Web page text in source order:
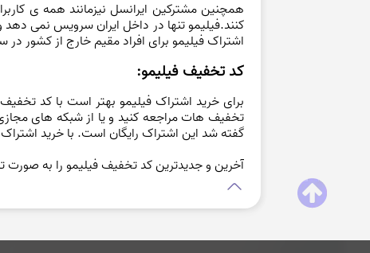
همچنین مشترکین ایرانسل نیزمانند همه ی
کنند.فیلیمو تنها در داخل ایران سرویس نمی دهد
اشتراک فیلیمو برای افراد مقیم خارج از کشور
کد تخفیف فیلیمو:
برای خرید اشتراک فیلیمو بهتر است با کد
تخفیف هات مراجعه کنید و یا از شبکه های مجازی
گفته شد این اشتراک رایگان است. با خرید
آخرین و جدیدترین کد تخفیف فیلیمو را به